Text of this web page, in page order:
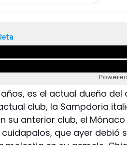
es el actual dueño del
club, la Sampdoria
su anterior club, el
que ayer debió